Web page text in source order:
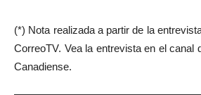
(*) Nota realizada a partir de la
CorreoTV. Vea la entrevista en el canal
Canadiense.